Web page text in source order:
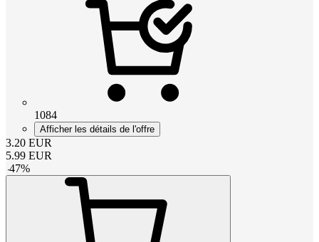
1084
Afficher les détails de l'offre
3.20 EUR
5.99 EUR
-47%